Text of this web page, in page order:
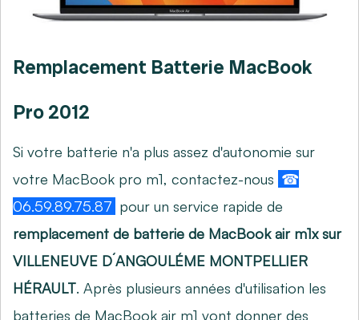
Remplacement Batterie MacBook
Pro 2012
Si votre batterie n'a plus assez d'autonomie sur
votre MacBook pro m1, contactez-nous ☎
06.59.89.75.87 pour un service rapide de
remplacement de batterie de MacBook air m1x sur
VILLENEUVE D´ANGOULÉME MONTPELLIER
HÉRAULT. Après plusieurs années d'utilisation les
batteries de MacBook air m1 vont donner des